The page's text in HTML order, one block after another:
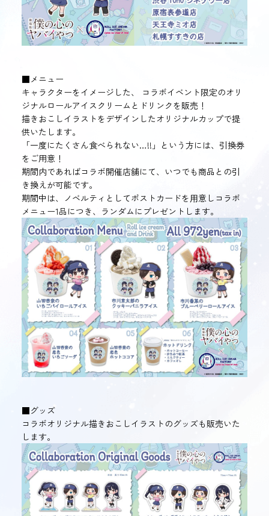
■メニュー
キャラクターをイメージした、 コラボイベント限定のオリ
ジナルロールアイスクリームとドリンクを販売！
描きおこしイラストをデザインしたオリジナルカップで提
供いたします。
「一度にたくさん食べられない…!!」という方には、引換券
をご用意！
期間内であればコラボ開催店舗にて、いつでも商品との引
き換えが可能です。
期間中は、ノベルティとしてポストカードを⽤意しコラボ
メニュー1品につき、ランダムにプレゼントします。
■グッズ
コラボオリジナル描きおこしイラストのグッズも販売いた
します。